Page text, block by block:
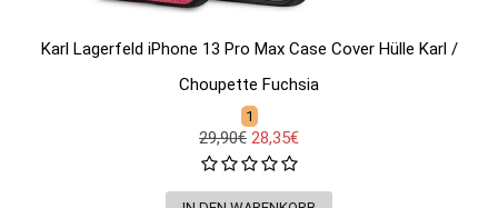
Karl Lagerfeld iPhone 13 Pro Max Case Cover Hülle Karl /
Choupette Fuchsia
1
29,90€ 28,35€